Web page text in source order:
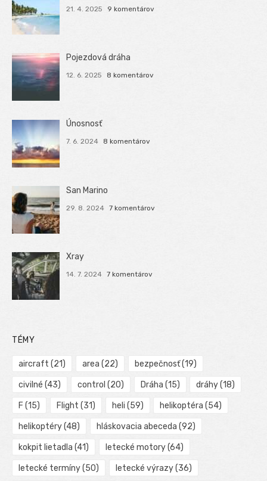
21. 4. 2025 9 komentárov
Pojezdová dráha
12. 6. 2025 8 komentárov
Únosnosť
7. 6. 2024 8 komentárov
San Marino
29. 8. 2024 7 komentárov
Xray
14. 7. 2024 7 komentárov
TÉMY
aircraft (21) area (22) bezpečnosť(19)
civilné (43) control (20) Dráha (15) dráhy(18)
F (15) Flight (31) heli (59) helikoptéra (54)
helikoptéry(48) hláskovacia abeceda (92)
kokpit lietadla (41) letecké motory(64)
letecké termíny(50) letecké výrazy(36)